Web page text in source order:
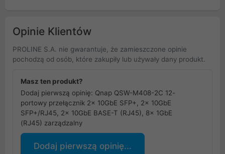
Opinie Klientów
PROLINE S.A. nie gwarantuje, że zamieszczone opinie
pochodzą od osób, które zakupiły lub używały dany produkt.
Masz ten produkt?
Dodaj pierwszą opinię: Qnap QSW-M408-2C 12-
portowy przełącznik 2x 10GbE SFP+, 2x 10GbE
SFP+/RJ45, 2x 10GbE BASE-T (RJ45), 8x 1GbE
(RJ45) zarządzalny
Dodaj pierwszą opinię...